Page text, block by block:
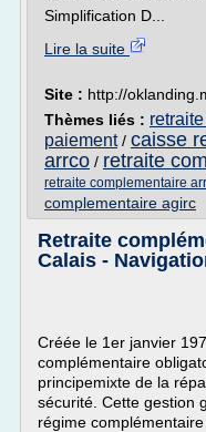
Simplification D...
Lire la suite
Site : http://
Thèmes liés :
paiement/ caisse
arrco / retraite
retraite complementaire
complementaire agirc
Retraite
Calais -
Créée le 1er janvier
complémentaire
principemixte de la
sécurité. Cette gestion
régime